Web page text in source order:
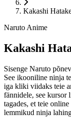
Kakashi
Naruto Anime
Kakashi
Sisenge Naruto
See ikooniline ninja
iga kliki viidaks teie
fännidele, see kursor
tagades, et teie
lemmikud ninja